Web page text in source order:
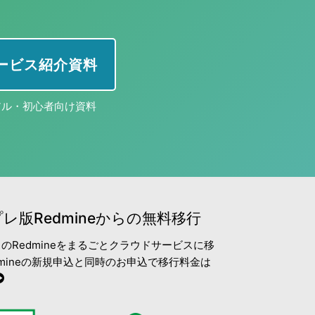
ビス紹介資料
・初心者向け資料
版Redmineからの無料移行
Redmineをまるごとクラウドサービスに移
の新規申込と同時のお申込で移行料金は